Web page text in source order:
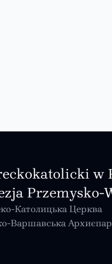
w
Przemysko-
Католицька Церква
Варшавська